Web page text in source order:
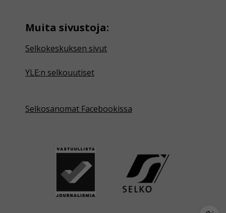
Muita sivustoja:
Selkokeskuksen sivut
YLE:n selkouutiset
Selkosanomat Facebookissa